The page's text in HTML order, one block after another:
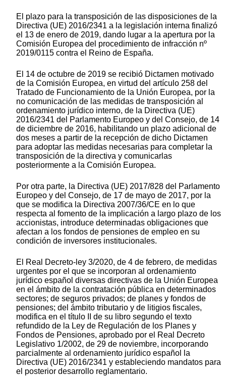
El plazo para la transposición de las disposiciones de la
Directiva (UE) 2016/2341 a la legislación interna finalizó
el 13 de enero de 2019, dando lugar a la apertura por la
Comisión Europea del procedimiento de infracción nº
2019/0115 contra el Reino de España.
El 14 de octubre de 2019 se recibió Dictamen motivado
de la Comisión Europea, en virtud del artículo 258 del
Tratado de Funcionamiento de la Unión Europea, por la
no comunicación de las medidas de transposición al
ordenamiento jurídico interno, de la Directiva (UE)
2016/2341 del Parlamento Europeo y del Consejo, de 14
de diciembre de 2016, habilitando un plazo adicional de
dos meses a partir de la recepción de dicho Dictamen
para adoptar las medidas necesarias para completar la
transposición de la directiva y comunicarlas
posteriormente a la Comisión Europea.
Por otra parte, la Directiva (UE) 2017/828 del Parlamento
Europeo y del Consejo, de 17 de mayo de 2017, por la
que se modifica la Directiva 2007/36/CE en lo que
respecta al fomento de la implicación a largo plazo de los
accionistas, introduce determinadas obligaciones que
afectan a los fondos de pensiones de empleo en su
condición de inversores institucionales.
El Real Decreto-ley 3/2020, de 4 de febrero, de medidas
urgentes por el que se incorporan al ordenamiento
jurídico español diversas directivas de la Unión Europea
en el ámbito de la contratación pública en determinados
sectores; de seguros privados; de planes y fondos de
pensiones; del ámbito tributario y de litigios fiscales,
modifica en el título II de su libro segundo el texto
refundido de la Ley de Regulación de los Planes y
Fondos de Pensiones, aprobado por el Real Decreto
Legislativo 1/2002, de 29 de noviembre, incorporando
parcialmente al ordenamiento jurídico español la
Directiva (UE) 2016/2341 y estableciendo mandatos para
el posterior desarrollo reglamentario.